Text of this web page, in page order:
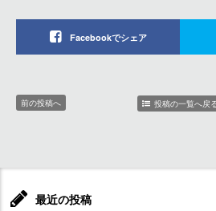
Facebookでシェア
前の投稿へ 投稿の一覧へ戻
最近の投稿